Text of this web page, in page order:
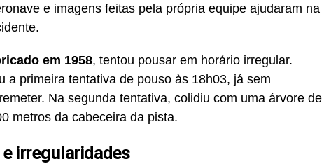
e imagens feitas pela própria equipe ajudaram na
em 1958, tentou pousar em horário irregular.
a primeira tentativa de pouso às 18h03, já sem
Na segunda tentativa, colidiu com uma árvore de
metros da cabeceira da pista.
irregularidades